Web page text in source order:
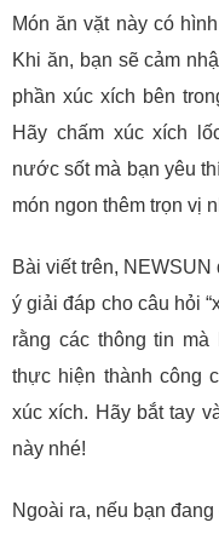
Món ăn vặt này có
Khi ăn, bạn sẽ cảm
phần xúc xích bên
Hãy chấm xúc xích
nước sốt mà bạn yêu
món ngon thêm trọn vị
Bài viết trên,
ý giải đáp cho câu hỏi
rằng các thông tin
thực hiện thành công
xúc xích. Hãy bắt tay
này nhé!
Ngoài ra, nếu bạn